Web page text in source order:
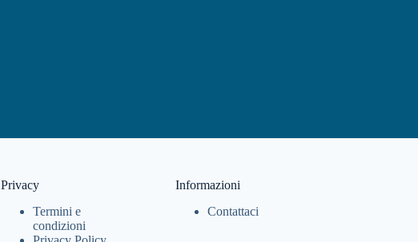
Privacy
Termini e
condizioni
Informazioni
Contattaci